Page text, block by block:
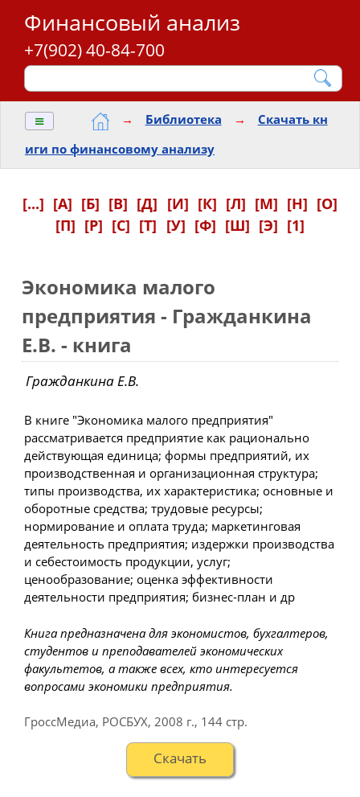
Финансовый анализ
+7(902) 40-84-700
≡ → Библиотека →
Скачать кн
иги по финансовому анализу
[...] [А] [Б] [В] [Д] [И] [К] [Л] [М] [Н] [О]
[П] [Р] [С] [Т] [У] [Ф] [Ш] [Э] [1]
Экономика малого
предприятия - Гражданкина
Е.В. - книга
Гражданкина Е.В.
В книге "Экономика малого предприятия"
рассматривается предприятие как рационально
действующая единица; формы предприятий, их
производственная и организационная структура;
типы производства, их характеристика; основные и
оборотные средства; трудовые ресурсы;
нормирование и оплата труда; маркетинговая
деятельность предприятия; издержки производства
и себестоимость продукции, услуг;
ценообразование; оценка эффективности
деятельности предприятия; бизнес-план и др
Книга предназначена для экономистов, бухгалтеров,
студентов и преподавателей экономических
факультетов, а также всех, кто интересуется
вопросами экономики предприятия.
ГроссМедиа, РОСБУХ, 2008 г., 144 стр.
Cкачать